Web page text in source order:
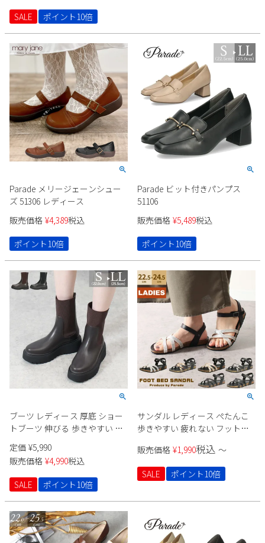
SALE
ポイント10倍
Parade メリージェーンシュー
ズ 51306 レディース
販売価格 ¥4,389税込
ポイント10倍
Parade ビット付きパンプス
51106
販売価格 ¥5,489税込
ポイント10倍
ブーツ レディース 厚底 ショー
トブーツ 伸びる 歩きやすい フ
ァスナー付き サイドゴアブー
ツ かわいい マニッシュ 黒
92906 Parade
定価 ¥5,990
販売価格 ¥4,990税込
SALE
ポイント10倍
サンダル レディース ぺたんこ
歩きやすい 疲れない フットベ
ゃれ きれいめ アンクルストラ
ップ 1531 Parade
販売価格 ¥1,990税込 〜
SALE ポイント10倍